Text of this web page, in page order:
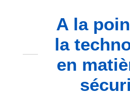
A la
la
en